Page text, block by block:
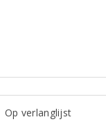
Op verlanglijst